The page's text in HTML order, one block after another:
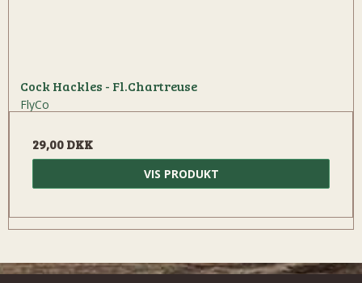
Cock Hackles - Fl.Chartreuse
FlyCo
29,00 DKK
VIS PRODUKT